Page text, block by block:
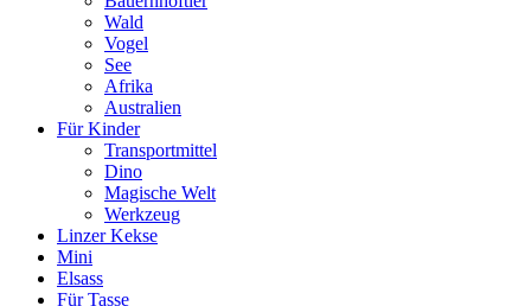
Wald
Vogel
See
Afrika
Australien
Für Kinder
Transportmittel
Dino
Magische Welt
Werkzeug
Linzer Kekse
Mini
Elsass
Für Tasse